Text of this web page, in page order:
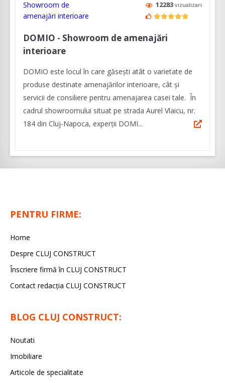
12283 vizualizari
DOMIO - Showroom de amenajări
interioare
DOMIO este locul în care găsești atât o varietate de
produse destinate amenajărilor interioare, cât şi
servicii de consiliere pentru amenajarea casei tale. În
cadrul showroomului situat pe strada Aurel Vlaicu, nr.
184 din Cluj-Napoca, experții DOMI...
PENTRU FIRME:
Home
Despre CLUJ CONSTRUCT
Înscriere firmă în CLUJ CONSTRUCT
Contact redacția CLUJ CONSTRUCT
BLOG CLUJ CONSTRUCT:
Noutati
Imobiliare
Articole de specialitate